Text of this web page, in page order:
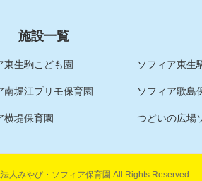
施設一覧
東生駒こども園 ソフィア東生
南堀江プリモ保育園 ソフィア歌島
横堤保育園 つどいの広場
人みやび・ソフィア保育園 All Rights Reserved.